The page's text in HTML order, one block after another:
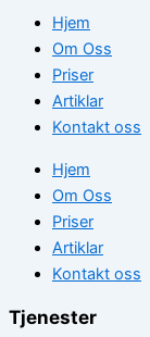
Hjem
Om Oss
Priser
Artiklar
Kontakt oss
Hjem
Om Oss
Priser
Artiklar
Kontakt oss
Tjenester